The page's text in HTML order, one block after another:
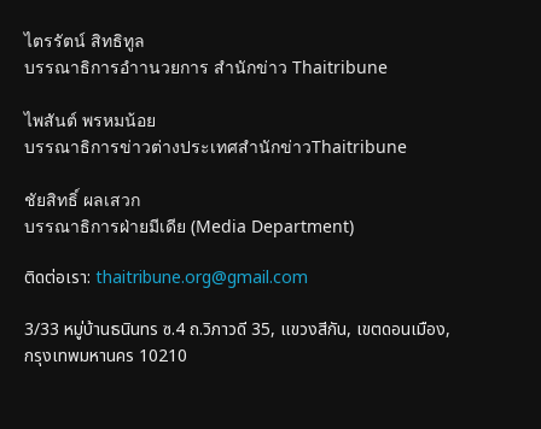
ไตรรัตน์ สิทธิทูล
บรรณาธิการอำานวยการ สำนักข่าว Thaitribune
ไพสันต์ พรหมน้อย
บรรณาธิการข่าวต่างประเทศสำนักข่าวThaitribune
ชัยสิทธิ์ ผลเสวก
บรรณาธิการฝ่ายมีเดีย (Media Department)
ติดต่อเรา: thaitribune.org@gmail.com
3/33 หมู่บ้านธนินทร ซ.4 ถ.วิภาวดี 35, แขวงสีกัน, เขตดอนเมือง,
กรุงเทพมหานคร 10210